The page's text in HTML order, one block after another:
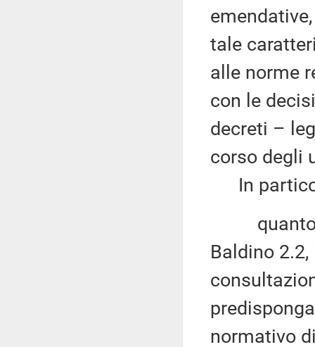
tale
alle norme
con le
decreti –
corso degli
In
quanto
Baldino
normativo